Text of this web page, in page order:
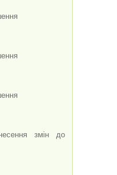
змін до